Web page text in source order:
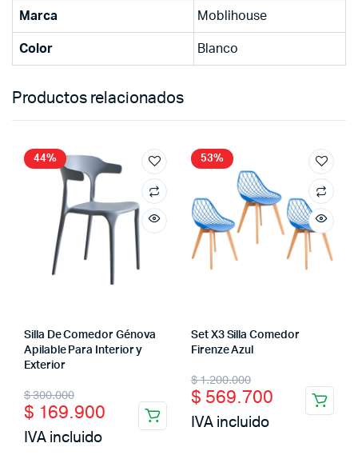
Marca Moblihouse
Color Blanco
Productos relacionados
44%
Silla De Comedor Génova
Apilable Para Interior y
Exterior
$300.000
Original
price
was:
$ 169.900
Current
price
is:
IVA incluido
53%
Set X3 Silla Comedor
Firenze Azul
$1.200.000
Original
price
was:
$ 569.700
Current
price
is:
IVA incluido